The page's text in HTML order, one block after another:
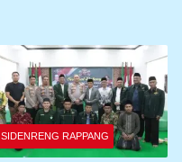
SIDENRENG RAPPANG